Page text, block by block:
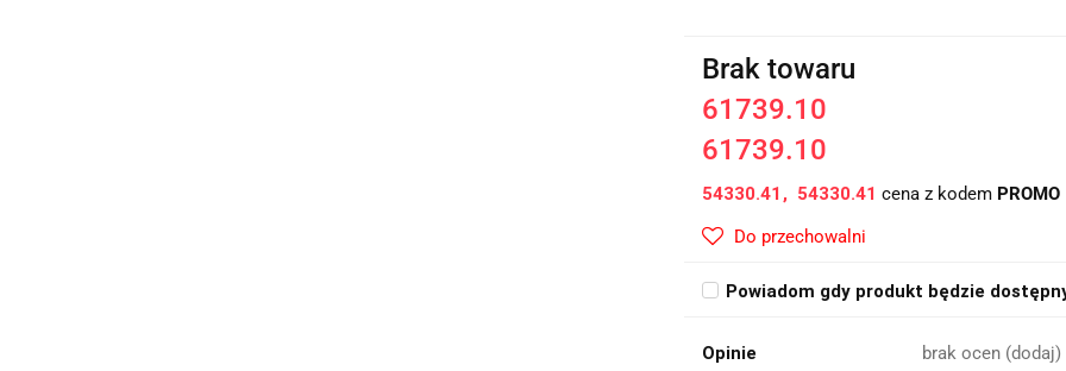
Brak towaru
61739.10
61739.10
54330.41 54330.41 cena z kodem PROMO
Do przechowalni
Powiadom gdy produkt będzie
Opinie brak ocen (dodaj)